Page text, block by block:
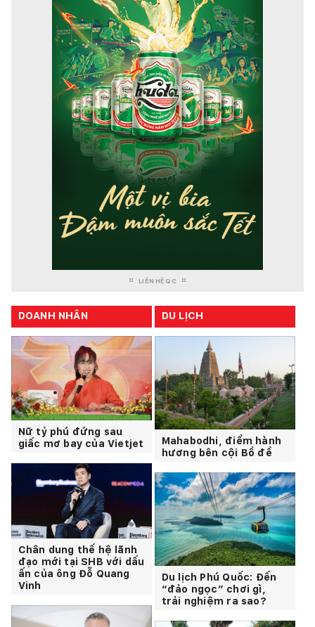
LIÊN HỆ QC
DOANH NHÂN
Nữ tỷ phú đứng sau
giấc mơ bay của Vietjet
Chân dung thế hệ lãnh
đạo mới tại SHB với dấu
ấn của ông Đỗ Quang
Vinh
DU LỊCH
Mahabodhi, điểm hành
hương bên cội Bồ đề
Du lịch Phú Quốc: Đến
“đảo ngọc” chơi gì,
trải nghiệm ra sao?